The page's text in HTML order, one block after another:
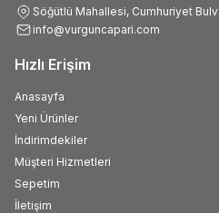
Söğütlü Mahallesi, Cumhuriyet
info@vurguncapari.com
Hızlı Erişim
Anasayfa
Yeni Ürünler
İndirimdekiler
Müşteri Hizmetleri
Sepetim
İletişim